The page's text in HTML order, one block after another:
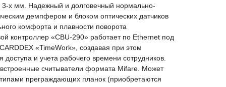
х мм. Надежный и долговечный нормально-
демпфером и блоком оптических датчиков
комфорта и плавности поворота
контроллер «CBU-290» работает по Ethernet под
«TimeWork», создавая при этом
и учета рабочего времени сотрудников.
считыватели формата Mifare. Может
преграждающих планок (приобретаются